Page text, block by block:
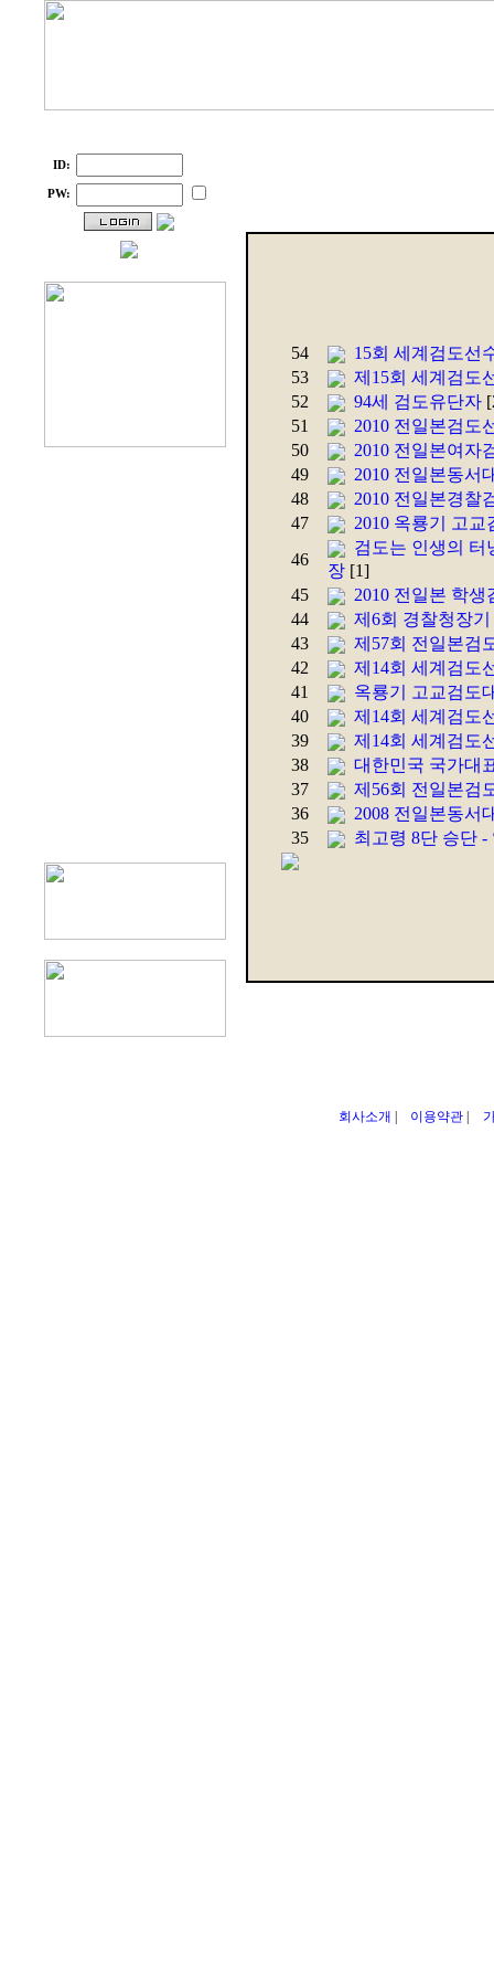
ID:
PW:
54
15회 세계검도선
53
제15회 세계검도
52
94세 검도유단자
51
2010 전일본검도
50
2010 전일본여자
49
2010 전일본동서
48
2010 전일본경찰
47
2010 옥룡기 고
46
검도는 인생의
장 [1]
45
2010 전일본 학
44
제6회 경찰청장
43
제57회 전일본검
42
제14회 세계검도
41
옥룡기 고교검도
40
제14회 세계검도
39
제14회 세계검도
38
대한민국 국가대
37
제56회 전일본검
36
2008 전일본동서
35
최고령 8단 승단 -
회사소개 이용약관|